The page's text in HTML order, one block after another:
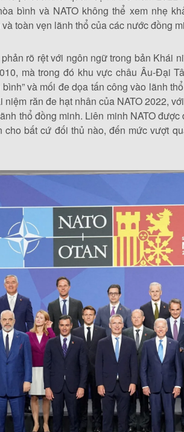
bình và NATO không thể xem nhẹ
toàn vẹn lãnh thổ của các nước đồng
rõ rệt với ngôn ngữ trong bản Khái
mà trong đó khu vực châu Âu-Đại
bình” và mối đe dọa tấn công vào lãnh
răn đe hạt nhân của NATO 2022,
thổ đồng minh. Liên minh NATO
cho bất cứ đối thủ nào, đến mức vượt